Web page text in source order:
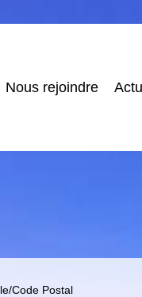
Nous rejoindre
Code Postal